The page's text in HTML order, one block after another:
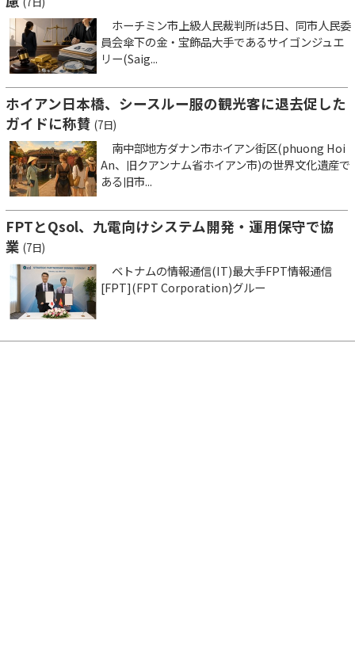
ホーチミン市上級人民裁判所は5日、同市人民委
員会傘下の金・宝飾品大手であるサイゴンジュエ
リー(Saig...
ホイアン日本橋、シースルー服の観光客に退去促した
ガイドに称賛 (7日)
南中部地方ダナン市ホイアン街区(phuong Hoi
An、旧クアンナム省ホイアン市)の世界文化遺産で
ある旧市...
FPTとQsol、九電向けシステム開発・運用保守で協
業 (7日)
ベトナムの情報通信(IT)最大手FPT情報通信
[FPT](FPT Corporation)グルー